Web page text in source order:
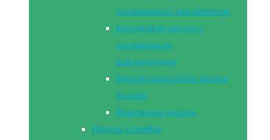
поплавкового выключателя
Колодезные насосы с
поплавковым
выключателем
Рециркуляционные насосы
Aquario
Фонтанные насосы
Насосы Grundfos